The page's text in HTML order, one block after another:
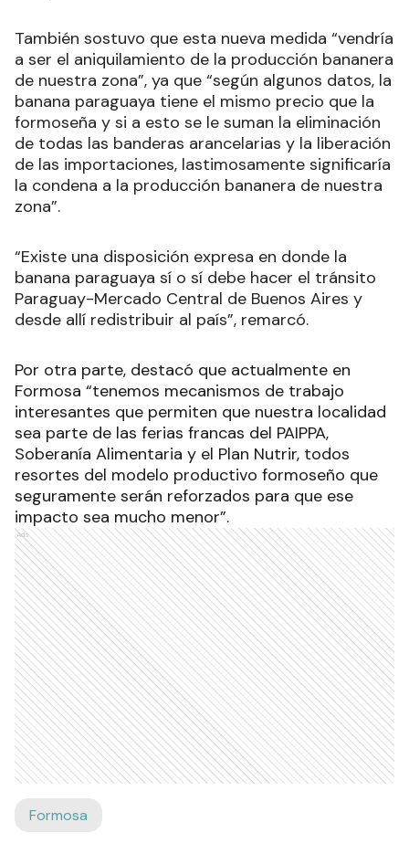
También sostuvo que esta nueva medida “vendría
a ser el aniquilamiento de la producción bananera
de nuestra zona”, ya que “según algunos datos, la
banana paraguaya tiene el mismo precio que la
formoseña y si a esto se le suman la eliminación
de todas las banderas arancelarias y la liberación
de las importaciones, lastimosamente significaría
la condena a la producción bananera de nuestra
zona”.
“Existe una disposición expresa en donde la
banana paraguaya sí o sí debe hacer el tránsito
Paraguay-Mercado Central de Buenos Aires y
desde allí redistribuir al país”, remarcó.
Por otra parte, destacó que actualmente en
Formosa “tenemos mecanismos de trabajo
interesantes que permiten que nuestra localidad
sea parte de las ferias francas del PAIPPA,
Soberanía Alimentaria y el Plan Nutrir, todos
resortes del modelo productivo formoseño que
seguramente serán reforzados para que ese
impacto sea mucho menor”.
Ads
Formosa